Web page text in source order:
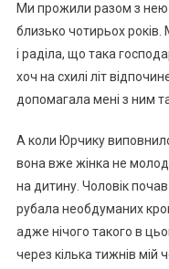
Ми прожили разом з нею
близько чотирьох
і раділа, що така
хоч на схилі літ
допомагала мені з ним
А коли Юрчику
вона вже жінка не
на дитину. Чоловік
рубала необдуманих
адже нічого такого в
через кілька тижнів мій